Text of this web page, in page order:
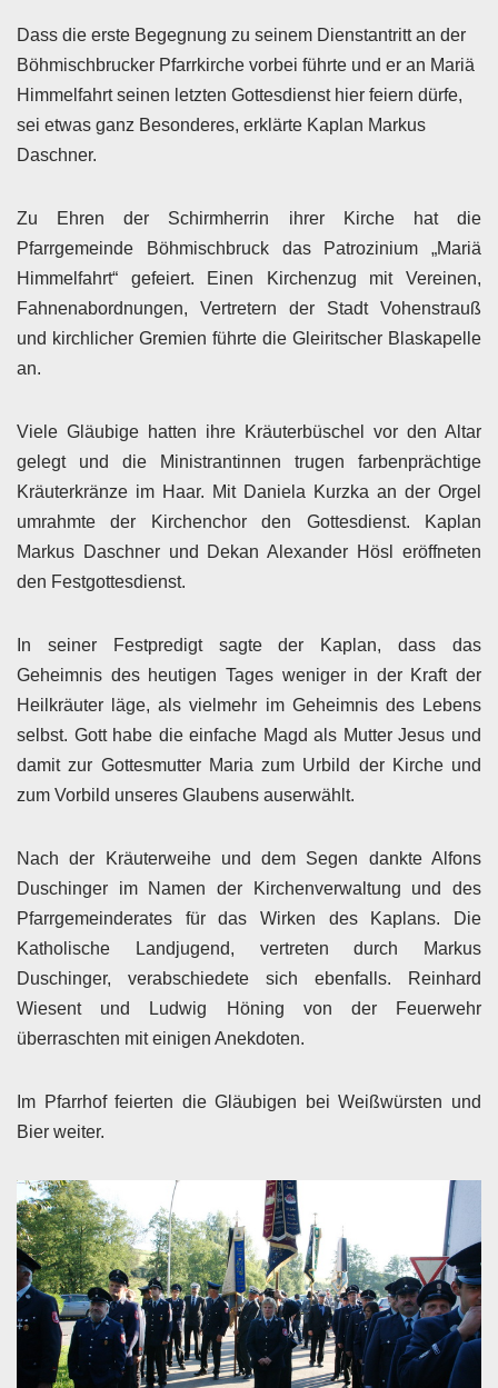
Dass die erste Begegnung zu seinem Dienstantritt an der
Böhmischbrucker Pfarrkirche vorbei führte und er an Mariä
Himmelfahrt seinen letzten Gottesdienst hier feiern dürfe,
sei etwas ganz Besonderes, erklärte Kaplan Markus
Daschner.
Zu Ehren der Schirmherrin ihrer Kirche hat die
Pfarrgemeinde Böhmischbruck das Patrozinium „Mariä
Himmelfahrt“ gefeiert. Einen Kirchenzug mit Vereinen,
Fahnenabordnungen, Vertretern der Stadt Vohenstrauß
und kirchlicher Gremien führte die Gleiritscher Blaskapelle
an.
Viele Gläubige hatten ihre Kräuterbüschel vor den Altar
gelegt und die Ministrantinnen trugen farbenprächtige
Kräuterkränze im Haar. Mit Daniela Kurzka an der Orgel
umrahmte der Kirchenchor den Gottesdienst. Kaplan
Markus Daschner und Dekan Alexander Hösl eröffneten
den Festgottesdienst.
In seiner Festpredigt sagte der Kaplan, dass das
Geheimnis des heutigen Tages weniger in der Kraft der
Heilkräuter läge, als vielmehr im Geheimnis des Lebens
selbst. Gott habe die einfache Magd als Mutter Jesus und
damit zur Gottesmutter Maria zum Urbild der Kirche und
zum Vorbild unseres Glaubens auserwählt.
Nach der Kräuterweihe und dem Segen dankte Alfons
Duschinger im Namen der Kirchenverwaltung und des
Pfarrgemeinderates für das Wirken des Kaplans. Die
Katholische Landjugend, vertreten durch Markus
Duschinger, verabschiedete sich ebenfalls. Reinhard
Wiesent und Ludwig Höning von der Feuerwehr
überraschten mit einigen Anekdoten.
Im Pfarrhof feierten die Gläubigen bei Weißwürsten und
Bier weiter.